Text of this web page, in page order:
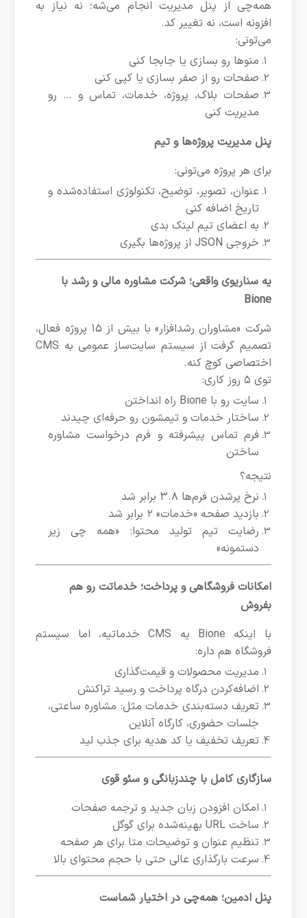
همه‌چی از پنل مدیریت انجام می‌شه؛ نه نیاز به
افزونه است، نه تغییر کد.
می‌تونی:
منوها رو بسازی یا جابجا کنی
صفحات رو از صفر بسازی یا کپی کنی
صفحات بلاگ، پروژه، خدمات، تماس و … رو
مدیریت کنی
پنل مدیریت پروژه‌ها و تیم
برای هر پروژه می‌تونی:
عنوان، تصویر، توضیح، تکنولوژی استفاده‌شده و
تاریخ اضافه کنی
به اعضای تیم لینک بدی
خروجی JSON از پروژه‌ها بگیری
یه سناریوی واقعی؛ شرکت مشاوره مالی و رشد با
Bione
شرکت «مشاوران رشدافزار» با بیش از ۱۵ پروژه فعال،
تصمیم گرفت از سیستم سایت‌ساز عمومی به CMS
اختصاصی کوچ کنه.
توی ۵ روز کاری:
سایت رو با Bione راه انداختن
ساختار خدمات و تیمشون رو حرفه‌ای چیدند
فرم تماس پیشرفته و فرم درخواست مشاوره
ساختن
نتیجه؟
نرخ پرشدن فرم‌ها ۳.۸ برابر شد
بازدید صفحه «خدمات» ۲ برابر شد
رضایت تیم تولید محتوا: «همه چی زیر
دستمونه»
امکانات فروشگاهی و پرداخت؛ خدماتت رو هم
بفروش
با اینکه Bione یه CMS خدماتیه، اما سیستم
فروشگاه هم داره:
مدیریت محصولات و قیمت‌گذاری
اضافه‌کردن درگاه پرداخت و رسید تراکنش
تعریف دسته‌بندی خدمات مثل: مشاوره ساعتی،
جلسات حضوری، کارگاه آنلاین
تعریف تخفیف یا کد هدیه برای جذب لید
سازگاری کامل با چندزبانگی و سئو قوی
امکان افزودن زبان جدید و ترجمه صفحات
ساخت URL بهینه‌شده برای گوگل
تنظیم عنوان و توضیحات متا برای هر صفحه
سرعت بارگذاری عالی حتی با حجم محتوای بالا
پنل ادمین؛ همه‌چی در اختیار شماست